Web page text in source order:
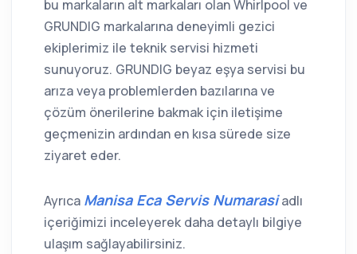
bu markaların alt markaları olan Whirlpool ve
GRUNDIG markalarına deneyimli gezici
ekiplerimiz ile teknik servisi hizmeti
sunuyoruz. GRUNDIG beyaz eşya servisi bu
arıza veya problemlerden bazılarına ve
çözüm önerilerine bakmak için iletişime
geçmenizin ardından en kısa sürede size
ziyaret eder.
Ayrıca Manisa Eca Servis Numarasiadlı
içeriğimizi inceleyerek daha detaylı bilgiye
ulaşım sağlayabilirsiniz.